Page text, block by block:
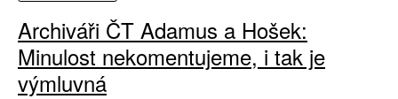
Archiváři ČT Adamus a Hošek:
Minulost nekomentujeme, i tak je
výmluvná